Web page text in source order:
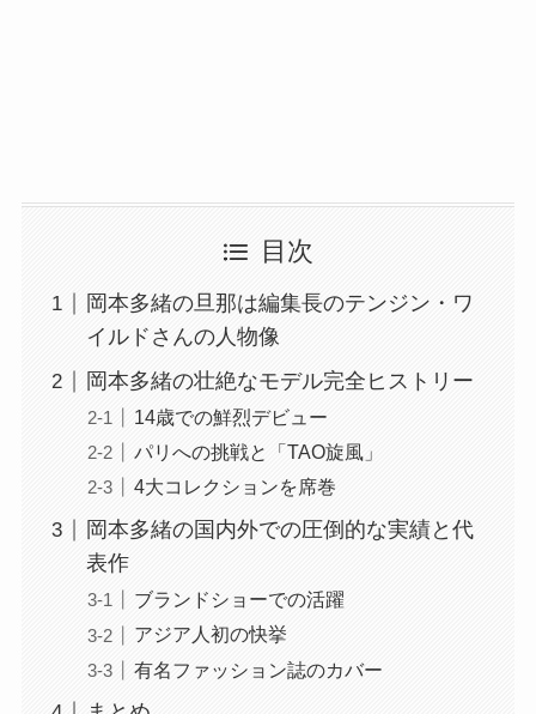
目次
岡本多緒の旦那は編集長のテンジン・ワ
イルドさんの人物像
岡本多緒の壮絶なモデル完全ヒストリー
14歳での鮮烈デビュー
パリへの挑戦と「TAO旋風」
4大コレクションを席巻
岡本多緒の国内外での圧倒的な実績と代
表作
ブランドショーでの活躍
アジア人初の快挙
有名ファッション誌のカバー